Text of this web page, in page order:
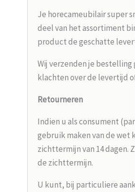
Je horecameubilair super
deel van het assortiment
product de geschatte
Wij verzenden je bestelling
klachten over de levertijd
Retourneren
Indien u als consument
gebruik maken van de wet
zichttermijn van 14 dagen.
de zichttermijn.
U kunt, bij particuliere